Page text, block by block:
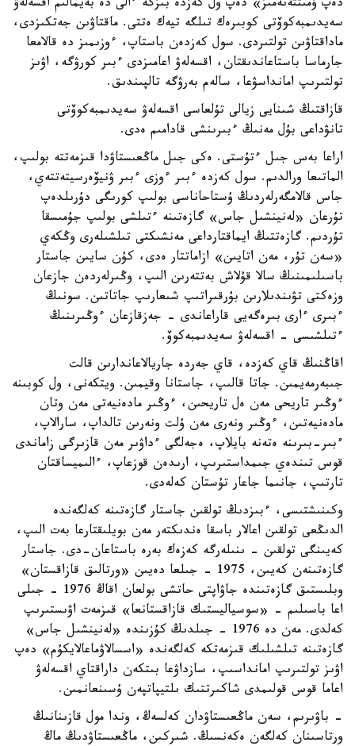
دەپ ۇمىتتەنەمىز» دەپ ول كەزدە بىزگە ءالى دە بەيمالىم اقسەلەۋ
سەيدىمبەكوۆتى كوبىرەك تىلگە تيەك ەتتى. ماقتاۋىن جەتكىزدى،
ماداقتاۋىن تولتىردى. سول كەزدەن باستاپ، ءوزىمىز دە قالامعا
جارماسا باستاعاندىقتان، اقسەلەۋ اعامىزدى ءبىر كورۋگە، اۋىز
تولتىرىپ امانداسۋعا، سالەم بەرۋگە تالپىندىق.
قازاقتىڭ شىنايى زيالى تۇلعاسى اقسەلەۋ سەيدىمبەكوۆتى
تانۋداعى بۇل مەنىڭ ءبىرىنشى قادامىم ەدى.
اراعا بەس جىل ءتۇستى. ەكى جىل ماڭعىستاۋدا قىزمەتتە بولىپ،
الماتىعا ورالدىم. سول كەزدە ءبىر ءوزى ءبىر ۋنيۆەرسيتەتتەي،
جاس قالامگەرلەردىڭ ۇستاحاناسى بولىپ كورىگى دۇرىلدەپ
تۇرعان «لەنينشىل جاس» گازەتىنە ءتىلشى بولىپ جۇمىسقا
تۇردىم. گازەتتىڭ ايماقتارداعى مەنشىكتى تىلشىلەرى وڭكەي
«سەن تۇر، مەن اتايىن» ازاماتتار ەدى، كۇن سايىن جاستار
باسىلىمىنىڭ سالا قۇلاش بەتتەرىن الىپ، وڭىرلەردەن جازعان
وزەكتى تۋىندىلارىن بۇرقىراتىپ شىعارىپ جاتاتىن. سونىڭ
ءبىرى ءارى بىرەگەيى قاراعاندى - جەزقازعان ءوڭىرىنىڭ
ءتىلشىسى - اقسەلەۋ سەيدىمبەكوۆ.
اقاڭنىڭ قاي كەزدە، قاي جەردە جاريالاعاندارىن قالت
جىبەرمەيمىن. جاتا قالىپ، جاستانا وقيمىن. ويتكەنى، ول كوبىنە
ءوڭىر تاريحى مەن ەل تاريحىن، ءوڭىر مادەنيەتى مەن وتان
مادەنيەتىن، ءوڭىر ونەرى مەن ۇلت ونەرىن تالداپ، سارالاپ،
ءبىر-بىرىنە ەتەنە بايلاپ، ەجەلگى ءداۋىر مەن قازىرگى زاماندى
قوس تىندەي جىمداستىرىپ، ارىدەن قوزعاپ، ءالىميساقتان
تارتىپ، جانىما جاعار تۇستان كەلەدى.
وكىنىشتىسى، ءبىزدىڭ تولقىن جاستار گازەتىنە كەلگەندە
الدىڭعى تولقىن اعالار باسقا ەندىكتەر مەن بويلىقتارعا بەت الىپ،
كەيىنگى تولقىن - ىنىلەرگە كەزەك بەرە باستاعان-دى. جاستار
گازەتىنەن كەيىن، 1975 - جىلعا دەيىن «ورتالىق قازاقستان»
وبلىستىق گازەتىندە جاۋاپتى حاتشى بولعان اقاڭ 1976 - جىلى
اعا باسىلىم - «سوسياليستىك قازاقستانعا» قىزمەت اۋىستىرىپ
كەلدى. مەن دە 1976 - جىلدىڭ كۇزىندە «لەنينشىل جاس»
گازەتىنە تىلشىلىك قىزمەتكە كەلگەندە «اسسالاۋماعالايكۇم» دەپ
اۋىز تولتىرىپ امانداسىپ، سازداۋعا بىتكەن داراقتاي اقسەلەۋ
اعاما قوس قولىمدى شاكىرتتىك ىلتيپاتپەن ۇسىنعانمىن.
- باۋىرىم، سەن ماڭعىستاۋدان كەلسەڭ، وندا مول قازىنانىڭ
ورتاسىنان كەلگەن ەكەنسىڭ. شىركىن، ماڭعىستاۋدىڭ ماڭ